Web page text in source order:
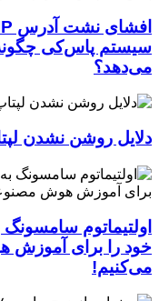
سیستم پاس‌کی
می‌دهد؟
دلایل روشن نشدن
اولتیماتوم سامسونگ
خود را برای آموزش
می‌کنیم!